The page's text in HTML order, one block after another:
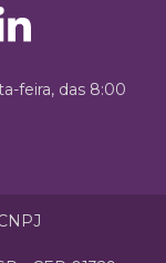
feira, das 8:00